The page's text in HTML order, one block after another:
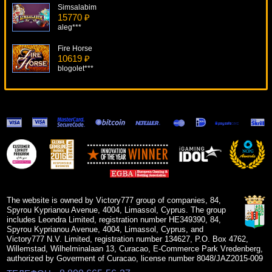
Simsalabim
15770 ₽
aleg***
Fire Horse
10619 ₽
blogolet***
Cowboys & Aliens
6889 ₽
tank***
Loch Ness Loot
The website is owned by Victory777 group of companies, 84,
Spyrou Kyprianou Avenue, 4004, Limassol, Cyprus. The group
includes Leondra Limited, registration number HE349390, 84,
Spyrou Kyprianou Avenue, 4004, Limassol, Cyprus, and
Victory777 N.V. Limited, registration number 134627, P.O. Box 4762,
Willemstad, Wilhelminalaan 13, Curacao, E-Commerce Park Vredenberg,
authorized by Goverment of Curacao, license number 8048/JAZ2015-009